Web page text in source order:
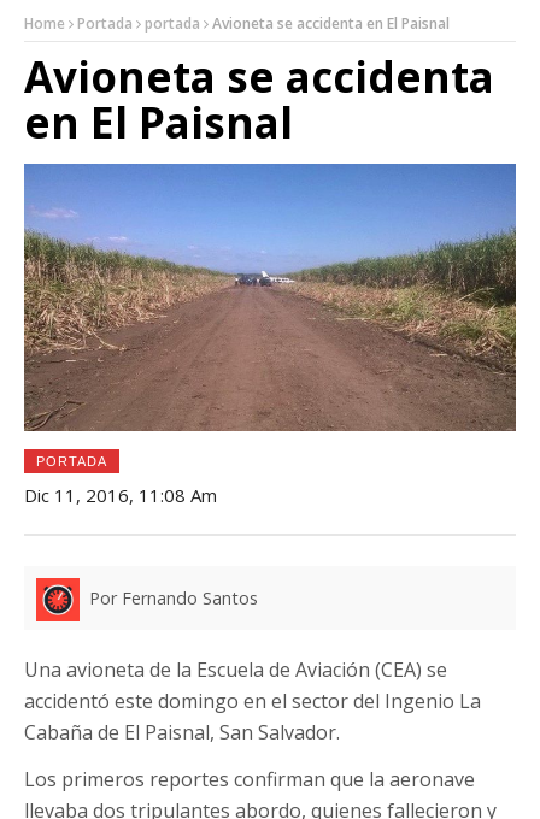
Home Portada portada Avioneta se accidenta en El Paisnal
Avioneta se accidenta
en El Paisnal
PORTADA
Dic 11, 2016, 11:08 Am
Por Fernando Santos
Una avioneta de la Escuela de Aviación (CEA) se
accidentó este domingo en el sector del Ingenio La
Cabaña de El Paisnal, San Salvador.
Los primeros reportes confirman que la aeronave
llevaba dos tripulantes abordo, quienes fallecieron y